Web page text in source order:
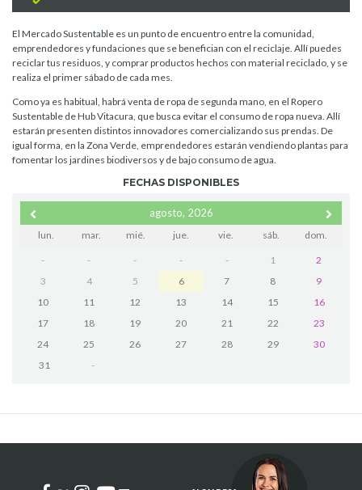
El Mercado Sustentable es un punto de encuentro entre la comunidad,
emprendedores y fundaciones que se benefician con el reciclaje. Allí puedes
reciclar tus residuos, y comprar productos hechos con material reciclado, y se
realiza el primer sábado de cada mes.
Como ya es habitual, habrá venta de ropa de segunda mano, en el Ropero
Sustentable de Hub Vitacura, que busca evitar el consumo de ropa nueva. Allí
estarán presenten distintos innovadores comercializando sus prendas. De
igual forma, en la Zona Verde, emprendedores estarán vendiendo plantas para
fomentar los jardines biodiversos y de bajo consumo de agua.
FECHAS DISPONIBLES
agosto, 2026
lun. mar. mié. jue. vie. sáb. dom.
- - - - - 1
2
3
4 5 6 7 8
9
10
11 12 13 14 15
16
17
18 19 20 21 22
23
24
25 26 27 28 29
30
31
-